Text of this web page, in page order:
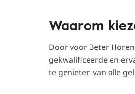
Waarom
Door voor Beter
gekwalificeerde en
te genieten van alle